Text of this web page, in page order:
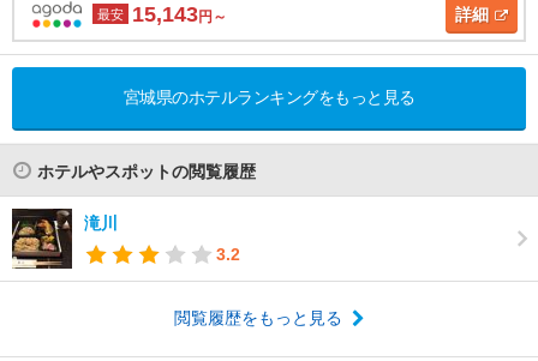
最安 15,143円～ 詳細
宮城県のホテルランキングをもっと見る
ホテルやスポットの閲覧履歴
滝川
3.2
閲覧履歴をもっと見る